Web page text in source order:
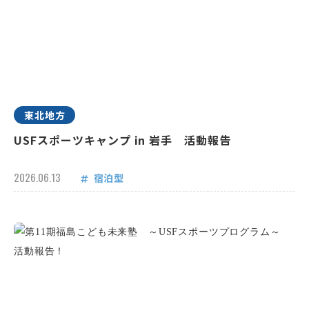
東北地方
USFスポーツキャンプ in 岩手 活動報告
2026.06.13 宿泊型